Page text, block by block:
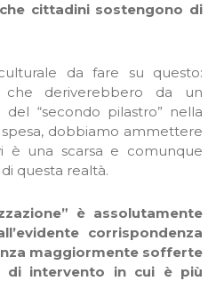
cittadini sostengono di
da fare su questo:
che deriverebbero da un
“secondo pilastro” nella
dobbiamo ammettere
è una scarsa e comunque
questa realtà.
è assolutamente
corrispondenza
maggiormente sofferte
di intervento in cui è più